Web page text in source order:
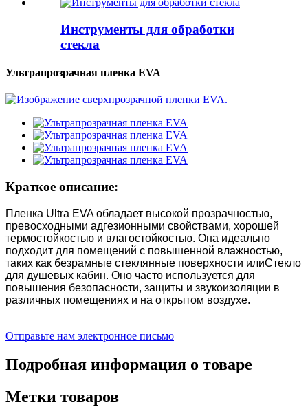
Инструменты для обработки
стекла
Ультрапрозрачная пленка EVA
Краткое описание:
Пленка Ultra EVA обладает высокой прозрачностью,
превосходными адгезионными свойствами, хорошей
термостойкостью и влагостойкостью. Она идеально
подходит для помещений с повышенной влажностью,
таких как безрамные стеклянные поверхности илиСтекло
для душевых кабин. Оно часто используется для
повышения безопасности, защиты и звукоизоляции в
различных помещениях и на открытом воздухе.
Отправьте нам электронное письмо
Подробная информация о товаре
Метки товаров